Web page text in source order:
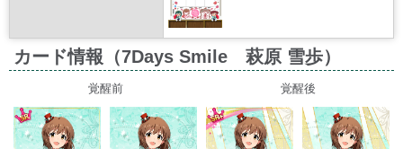
カード情報（7Days Smile 萩原 雪歩）
覚醒前 覚醒後